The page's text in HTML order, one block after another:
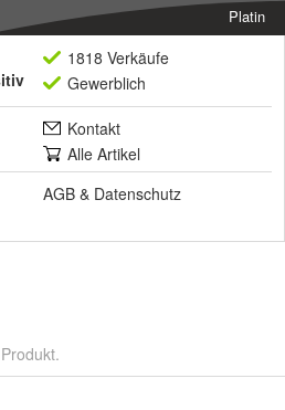
Platin
1818 Verkäufe
Gewerblich
Kontakt
Alle Artikel
AGB & Datenschutz